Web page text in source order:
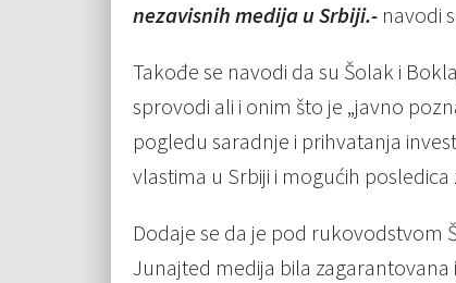
nezavisnih medija u Srbiji.- navodi
Takođe se navodi da su Šolak i
sprovodi ali i onim što je „javno
pogledu saradnje i prihvatanja
vlastima u Srbiji i mogućih posledica
Dodaje se da je pod rukovodstvom
Junajted medija bila zagarantovana